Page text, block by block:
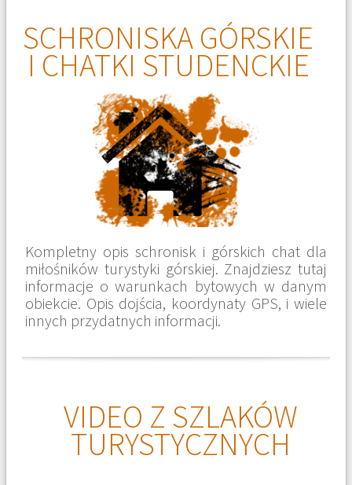
SCHRONISKA GÓRSKIE
I CHATKI STUDENCKIE
Kompletny opis schronisk i górskich chat dla
miłośników turystyki górskiej. Znajdziesz tutaj
informacje o warunkach bytowych w danym
obiekcie. Opis dojścia, koordynaty GPS, i wiele
innych przydatnych informacji.
VIDEO Z SZLAKÓW
TURYSTYCZNYCH